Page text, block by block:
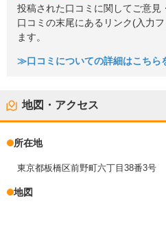
投稿された口コミに関してご意見
口コミの末尾にあるリンク(入力
ます。
≫口コミについての詳細はこちら
地図・アクセス
所在地
東京都板橋区前野町六丁目38番3号
地図